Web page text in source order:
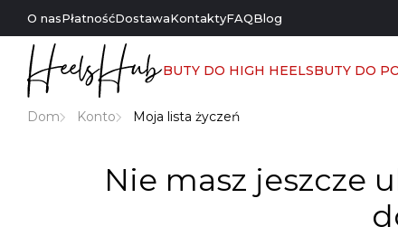
O nasPłatnośćDostawaKontaktyFAQBlog
BUTY DO HIGH HEELSBUTY DO
Dom Konto Moja lista życzeń
Nie masz jeszcze